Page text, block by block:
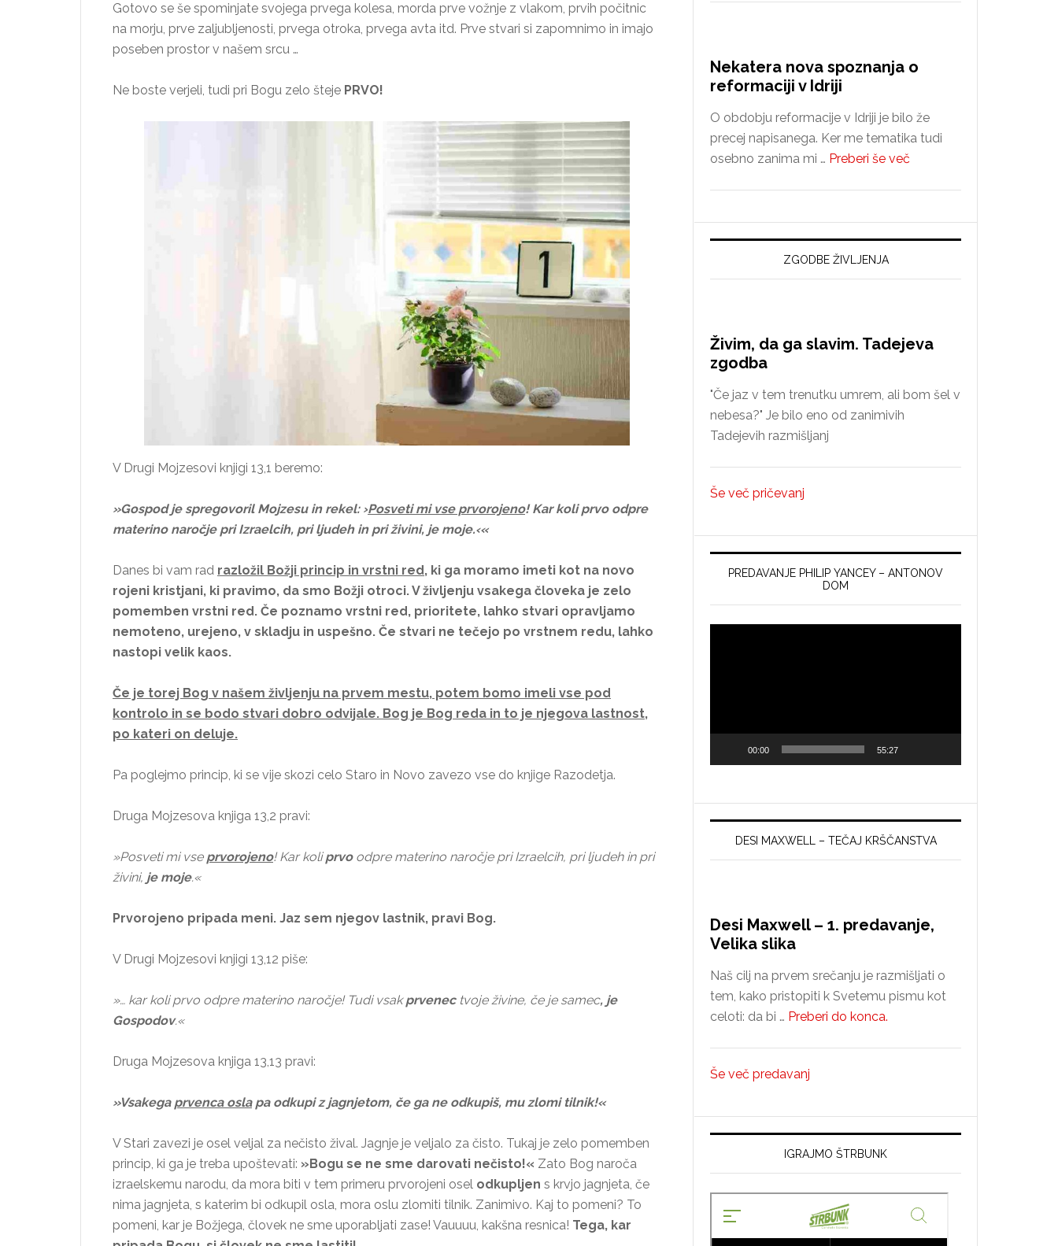
Gotovo se še spominjate svojega prvega kolesa, morda prve vožnje z vlakom, prvih počitnic
na morju, prve zaljubljenosti, prvega otroka, prvega avta itd. Prve stvari si zapomnimo in imajo
poseben prostor v našem srcu …
Ne boste verjeli, tudi pri Bogu zelo šteje PRVO!
V Drugi Mojzesovi knjigi 13,1 beremo:
»Gospod je spregovoril Mojzesu in rekel: ›Posveti mi vse prvorojeno! Kar koli prvo odpre
materino naročje pri Izraelcih, pri ljudeh in pri živini, je moje.‹«
Danes bi vam rad razložil Božji princip in vrstni red, ki ga moramo imeti kot na novo
rojeni kristjani, ki pravimo, da smo Božji otroci. V življenju vsakega človeka je zelo
pomemben vrstni red. Če poznamo vrstni red, prioritete, lahko stvari opravljamo
nemoteno, urejeno, v skladju in uspešno. Če stvari ne tečejo po vrstnem redu, lahko
nastopi velik kaos.
Če je torej Bog v našem življenju na prvem mestu, potem bomo imeli vse pod
kontrolo in se bodo stvari dobro odvijale. Bog je Bog reda in to je njegova lastnost,
po kateri on deluje.
Pa poglejmo princip, ki se vije skozi celo Staro in Novo zavezo vse do knjige Razodetja.
Druga Mojzesova knjiga 13,2 pravi:
»Posveti mi vse prvorojeno! Kar koliprvoodpre materino naročje pri Izraelcih, pri ljudeh in pri
živini, je moje.«
Prvorojeno pripada meni. Jaz sem njegov lastnik, pravi Bog.
V Drugi Mojzesovi knjigi 13,12 piše:
»… kar koli prvo odpre materino naročje! Tudi vsakprvenectvoje živine, če je samec, je
Gospodov.«
Druga Mojzesova knjiga 13,13 pravi:
»Vsakega prvenca oslapa odkupi z jagnjetom, če ga ne odkupiš, mu zlomi tilnik!«
V Stari zavezi je osel veljal za nečisto žival. Jagnje je veljalo za čisto. Tukaj je zelo pomemben
princip, ki ga je treba upoštevati: »Bogu se ne sme darovati nečisto!« Zato Bog naroča
izraelskemu narodu, da mora biti v tem primeru prvorojeni osel odkupljen s krvjo jagnjeta, če
nima jagnjeta, s katerim bi odkupil osla, mora oslu zlomiti tilnik. Zanimivo. Kaj to pomeni? To
pomeni, kar je Božjega, človek ne sme uporabljati zase! Vauuuu, kakšna resnica! Tega, kar
Nekatera nova spoznanja o
reformaciji v Idriji
O obdobju reformacije v Idriji je bilo že
precej napisanega. Ker me tematika tudi
osebno zanima mi … Preberi še več
spoznanja
o
v
ZGODBE ŽIVLJENJA
Živim, da ga slavim. Tadejeva
zgodba
"Če jaz v tem trenutku umrem, ali bom šel v
nebesa?" Je bilo eno od zanimivih
Tadejevih razmišljanj
Še več pričevanj
PREDAVANJE PHILIP YANCEY – ANTONOV
DOM
00:00 55:27
DESI MAXWELL – TEČAJ KRŠČANSTVA
Desi Maxwell – 1. predavanje,
Velika slika
Naš cilj na prvem srečanju je razmišljati o
tem, kako pristopiti k Svetemu pismu kot
celoti: da bi … Preberi do konca.
predavanje,
Velika
Še več predavanj
IGRAJMO ŠTRBUNK